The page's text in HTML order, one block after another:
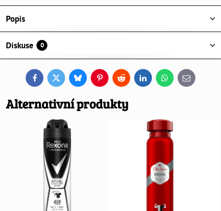
Popis
Diskuse 0
FacebookTwitterBlueskyPinterestReddit LinkedInWhatsApp
E-
mail
Alternativní produkty